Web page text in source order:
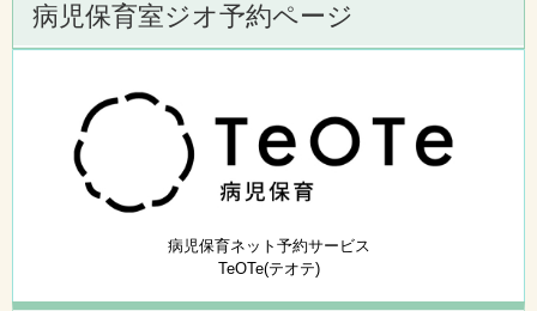
病児保育室ジオ予約ページ
病児保育ネット予約サービス
TeOTe(テオテ)